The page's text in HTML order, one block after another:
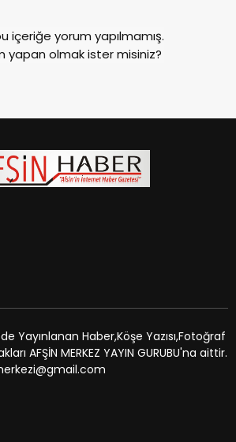
içeriğe yorum yapılmamış.
yapan olmak ister misiniz?
abone olarak, tarafınıza haber,
içerikli e-postaların gönderilmesini
Yayınlanan Haber,Köşe Yazısı,Fotoğraf
AFŞİN MERKEZ YAYIN GURUBU'na aittir.